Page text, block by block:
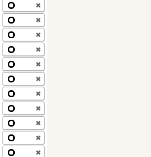
✖
✖
✖
✖
✖
✖
✖
✖
✖
✖
✖